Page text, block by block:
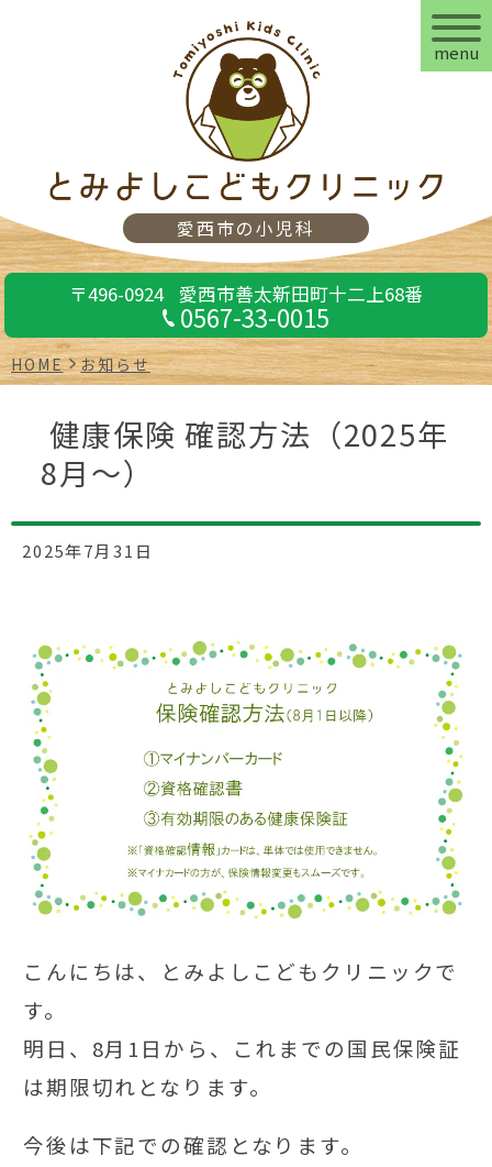
愛西市の小児科
〒496-0924 愛西市善太新田町十二上68番
0567-33-0015
menu
HOME お知らせ
健康保険 確認方法（2025年
8月～）
2025年7月31日
こんにちは、とみよしこどもクリニックで
す。
明日、8月1日から、これまでの国民保険証
は期限切れとなります。
今後は下記での確認となります。